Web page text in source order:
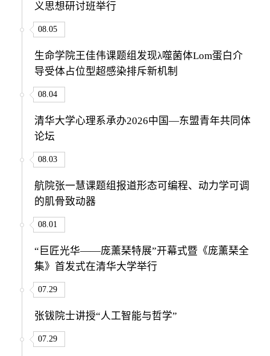
义思想研讨班举行
08.05
生命学院王佳伟课题组发现λ噬菌体Lom蛋白介
导受体占位型超感染排斥新机制
08.04
清华大学心理系承办2026中国—东盟青年共同体
论坛
08.03
航院张一慧课题组报道形态可编程、动力学可调
的肌骨致动器
08.01
“巨匠光华——庞薰琹特展”开幕式暨《庞薰琹全
集》首发式在清华大学举行
07.29
张钹院士讲授“人工智能与哲学”
07.29